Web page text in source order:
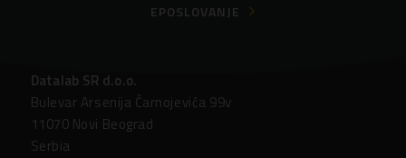
EPOSLOVANJE
Datalab SR d.o.o.
Bulevar Arsenija Čarnojevića 99v
11070 Novi Beograd
Serbia